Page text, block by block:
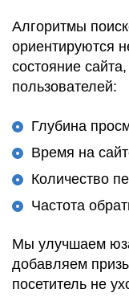
Алгоритмы
ориентируются
состояние сайта
пользователей:
Глубина
Время на
Количество
Частота
Мы улучшаем
добавляем
посетитель не